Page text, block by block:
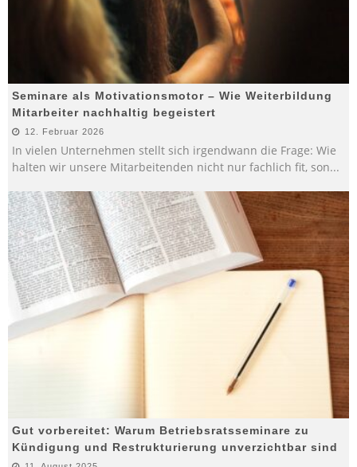
Seminare als Motivationsmotor – Wie Weiterbildung
Mitarbeiter nachhaltig begeistert
12. Februar 2026
In vielen Unternehmen stellt sich irgendwann die Frage: Wie
halten wir unsere Mitarbeitenden nicht nur fachlich fit, son...
Gut vorbereitet: Warum Betriebsratsseminare zu
Kündigung und Restrukturierung unverzichtbar sind